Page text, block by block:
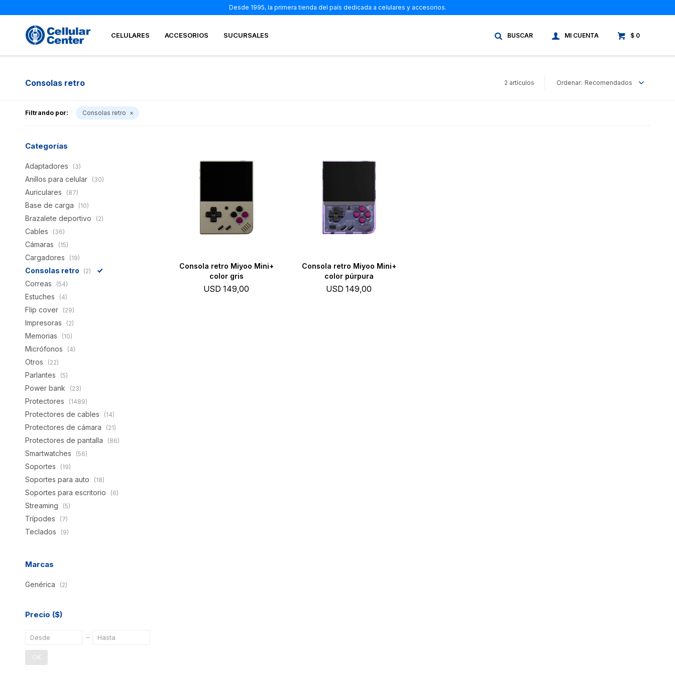
CELULARES ACCESORIOS SUCURSALES $ 0
Desde 1995, la primera tienda del país dedicada a celulares y accesorios.
Consolas retro 2 artículos Recomendados
Filtrando por: Consolas retro
Consola retro Miyoo Mini+
color gris
USD 149,00
Consola retro Miyoo Mini+
color púrpura
USD 149,00
Categorías
Adaptadores (3)
Anillos para celular (30)
Auriculares (87)
Base de carga (10)
Brazalete deportivo (2)
Cables (36)
Cámaras (15)
Cargadores (19)
Consolas retro (2)
Correas (54)
Estuches (4)
Flip cover (29)
Impresoras (2)
Memorias (10)
Micrófonos (4)
Otros (22)
Parlantes (5)
Power bank (23)
Protectores (1489)
Protectores de cables (14)
Protectores de cámara (21)
Protectores de pantalla (86)
Smartwatches (56)
Soportes (19)
Soportes para auto (18)
Soportes para escritorio (6)
Streaming (5)
Trípodes (7)
Teclados (9)
Marcas
Genérica (2)
Precio ($)
OK